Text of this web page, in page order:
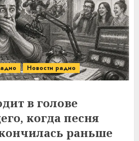
Новости радио
в голове
когда песня
раньше